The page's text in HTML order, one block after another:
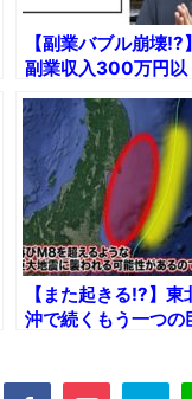
【副業バブル崩壊!?】
副業収入300万円以
下の会社員、大増税
へ！
【また起きる!?】東
沖で続くもう一つの